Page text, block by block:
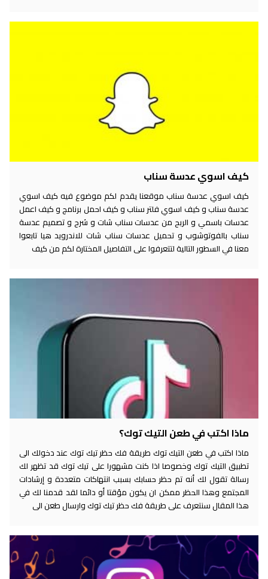
كيف اسوي عدسة سناب
كيف اسوي عدسة سناب موقعنا يقدم لكم موضوع فيه كيف اسوي
عدسة سناب و كيف اسوي فلتر سناب و كيف احمل برنامج و كيف اعمل
عدسات باسمي و الربح من عدسات سناب شات و شرح و تصميم عدسة
سناب بالفوتوشوب و تحميل عدسات سناب شات للاندرويد هيا تابعوا
معنا في السطور التالية لتتعرفوا على التفاصيل المختارة لكم من كيف
ماذا اكتب في طعن التيك توك؟
ماذا اكتب في طعن التيك توك طريقة فك حظر تيك توك عند دخولك الى
تطبيق التيك توك وخصوصا اذا كنت مشهورا على تيك توك قد تظهر لك
رسالة تقول لك أنه تم حظر حسابك بسبب انتهاكات متعددة و إرشادات
المجتمع وهذا الحظر ممكن ان يكون مؤقتا أو دائما لقد قدمنا لك في
هذا المقال سنتعرف على طريقة فك حظر تيك توك وارسال طعن الى